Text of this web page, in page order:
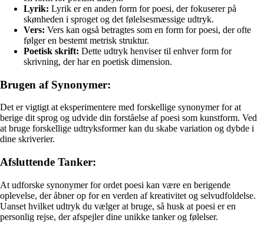
Lyrik: Lyrik er en anden form for poesi, der fokuserer på
skønheden i sproget og det følelsesmæssige udtryk.
Vers: Vers kan også betragtes som en form for poesi, der ofte
følger en bestemt metrisk struktur.
Poetisk skrift: Dette udtryk henviser til enhver form for
skrivning, der har en poetisk dimension.
Brugen af Synonymer:
Det er vigtigt at eksperimentere med forskellige synonymer for at
berige dit sprog og udvide din forståelse af poesi som kunstform. Ved
at bruge forskellige udtryksformer kan du skabe variation og dybde i
dine skriverier.
Afsluttende Tanker:
At udforske synonymer for ordet poesi kan være en berigende
oplevelse, der åbner op for en verden af kreativitet og selvudfoldelse.
Uanset hvilket udtryk du vælger at bruge, så husk at poesi er en
personlig rejse, der afspejler dine unikke tanker og følelser.